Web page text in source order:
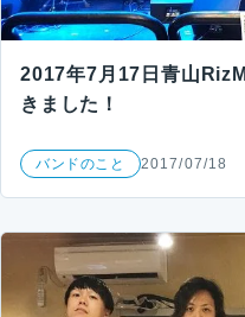
2017年7月17日青山
きました！
バンドのこと 2017/07/18